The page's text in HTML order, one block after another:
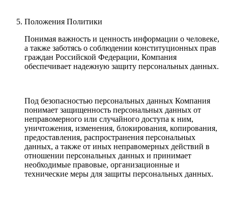
Положения Политики
Понимая важность и ценность информации о человеке,
а также заботясь о соблюдении конституционных прав
граждан Российской Федерации, Компания
обеспечивает надежную защиту персональных данных.
Под безопасностью персональных данных Компания
понимает защищенность персональных данных от
неправомерного или случайного доступа к ним,
уничтожения, изменения, блокирования, копирования,
предоставления, распространения персональных
данных, а также от иных неправомерных действий в
отношении персональных данных и принимает
необходимые правовые, организационные и
технические меры для защиты персональных данных.